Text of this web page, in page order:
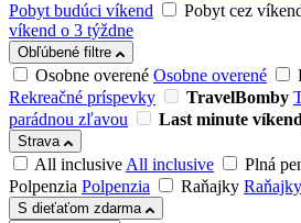
Pobyt budúci víkend
Pobyt cez
víkend o 3 týždne
Obľúbené filtre
Osobne overené Osobne overené
Rekreačné príspevky
TravelBomby
parádnou zľavou
Last minute
Strava
All inclusiveAll inclusive Plná
Polpenzia Polpenzia Raňajky Raňajky
S dieťaťom zdarma